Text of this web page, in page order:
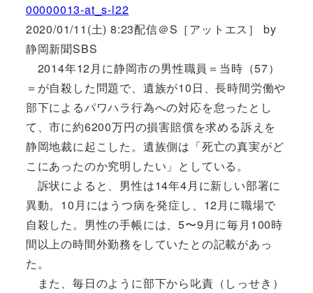
00000013-at_s-l22
2020/01/11(土) 8:23配信＠S［アットエス］ by
静岡新聞SBS
2014年12月に静岡市の男性職員＝当時（57）
＝が自殺した問題で、遺族が10日、長時間労働や
部下によるパワハラ行為への対応を怠ったとし
て、市に約6200万円の損害賠償を求める訴えを
静岡地裁に起こした。遺族側は「死亡の真実がど
こにあったのか究明したい」としている。
訴状によると、男性は14年4月に新しい部署に
異動。10月にはうつ病を発症し、12月に職場で
自殺した。男性の手帳には、5〜9月に毎月100時
間以上の時間外勤務をしていたとの記載があっ
た。
また、毎日のように部下から叱責（しっせき）